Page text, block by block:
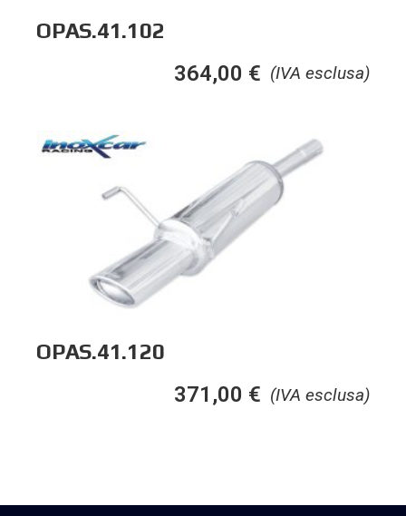
OPAS.41.102
(IVA esclusa)
364,00 €
OPAS.41.120
(IVA esclusa)
371,00 €